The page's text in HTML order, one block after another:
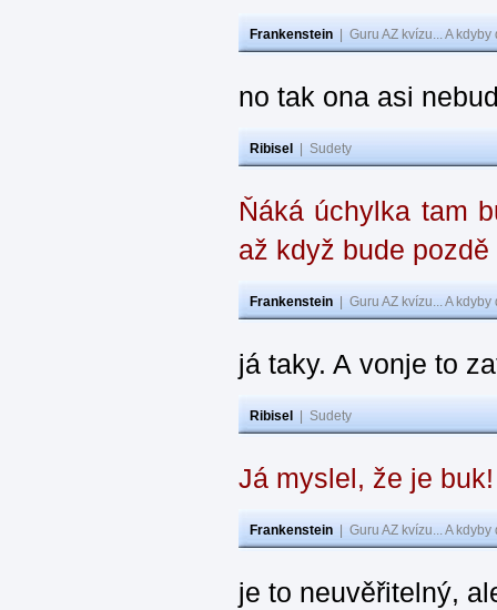
Frankenstein Guru AZ kvízu... A
no tak ona asi
Ribisel Sudety
Ňáká úchylka tam
až když bude pozdě
Frankenstein Guru AZ kvízu... A
já taky. A vonje to
Ribisel Sudety
Já myslel, že je
Frankenstein Guru AZ kvízu... A
je to neuvěřitelný,